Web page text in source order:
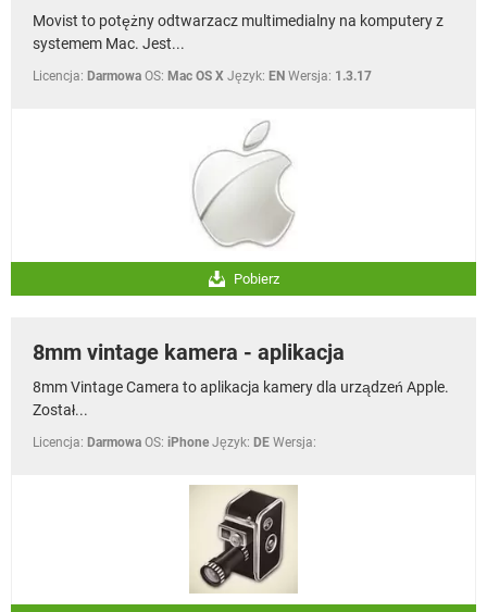
Movist to potężny odtwarzacz multimedialny na komputery z
systemem Mac. Jest...
Licencja: Darmowa OS: Mac OS X Język: EN Wersja: 1.3.17
Pobierz
8mm vintage kamera - aplikacja
8mm Vintage Camera to aplikacja kamery dla urządzeń Apple.
Został...
Licencja: Darmowa OS: iPhone Język: DE Wersja: